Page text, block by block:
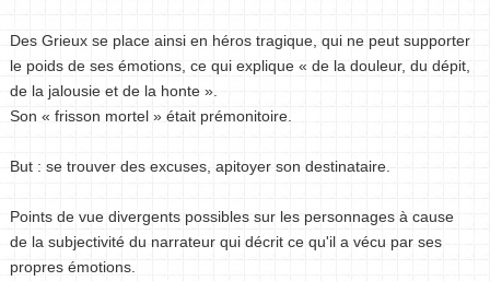
Des Grieux se place ainsi en héros tragique, qui ne peut supporter
le poids de ses émotions, ce qui explique « de la douleur, du dépit,
de la jalousie et de la honte ».
Son « frisson mortel » était prémonitoire.
But : se trouver des excuses, apitoyer son destinataire.
Points de vue divergents possibles sur les personnages à cause
de la subjectivité du narrateur qui décrit ce qu'il a vécu par ses
propres émotions.